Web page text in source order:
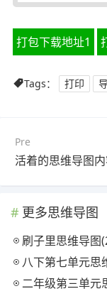
打包下载地址1
Tags： 打印
Pre
更多思维导图
刷子里思维导图
八下第七单元思
二年级第三单元